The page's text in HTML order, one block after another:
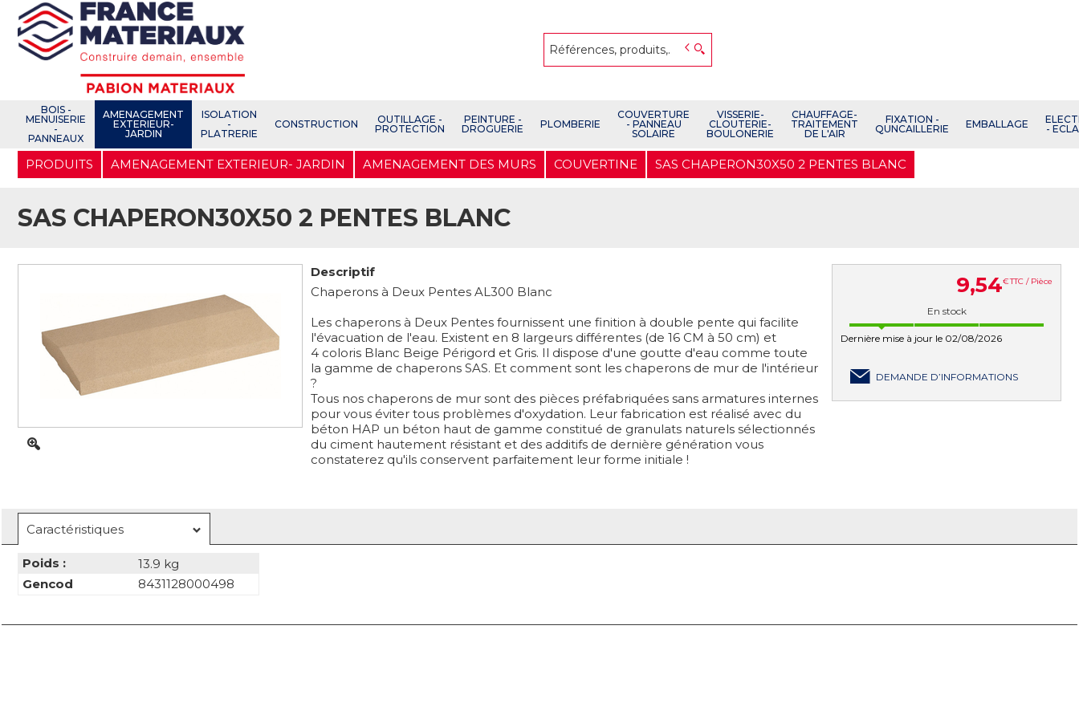
Aller
contenu
BOIS -
MENUISERIE
-
PANNEAUX
AMENAGEMENT
EXTERIEUR-
JARDIN
ISOLATION
-
PLATRERIE
CONSTRUCTION
OUTILLAGE -
PROTECTION
PEINTURE -
DROGUERIE
PLOMBERIE
COUVERTURE
- PANNEAU
SOLAIRE
VISSERIE-
CLOUTERIE-
BOULONERIE
CHAUFFAGE-
TRAITEMENT
DE L'AIR
FIXATION -
QUNCAILLERIE
EMBALLAGE
-
PRODUITS AMENAGEMENT EXTERIEUR- JARDIN AMENAGEMENT DES MURS COUVERTINE SAS CHAPERON30X50 2 PENTES BLANC
SAS CHAPERON30X50 2 PENTES BLANC
Descriptif
Chaperons à Deux Pentes AL300 Blanc
Les chaperons à Deux Pentes fournissent une finition à double pente qui facilite
l'évacuation de l'eau. Existent en 8 largeurs différentes (de 16 CM à 50 cm) et
4 coloris Blanc Beige Périgord et Gris. Il dispose d'une goutte d'eau comme toute
la gamme de chaperons SAS. Et comment sont les chaperons de mur de l'intérieur
?
Tous nos chaperons de mur sont des pièces préfabriquées sans armatures internes
pour vous éviter tous problèmes d'oxydation. Leur fabrication est réalisé avec du
béton HAP un béton haut de gamme constitué de granulats naturels sélectionnés
du ciment hautement résistant et des additifs de dernière génération vous
constaterez qu'ils conservent parfaitement leur forme initiale !
9,54€TTC / Pièce
En stock
Dernière mise à jour le 02/08/2026
DEMANDE D’INFORMATIONS
Caractéristiques
Poids :
13.9 kg
Gencod
8431128000498